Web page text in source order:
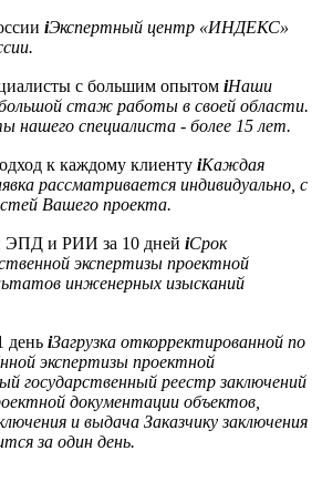
iЭкспертный центр «ИНДЕКС»
с большим опытом iНаши
стаж работы в своей области.
нашего специалиста - более 15 лет.
к каждому клиенту iКаждая
рассматривается индивидуально, с
Вашего проекта.
ЭПД и РИИ за 10 дней iСрок
экспертизы проектной
инженерных изысканий
день iЗагрузка откорректированной по
экспертизы проектной
государственный реестр заключений
документации объектов,
и выдача Заказчику заключения
за один день.